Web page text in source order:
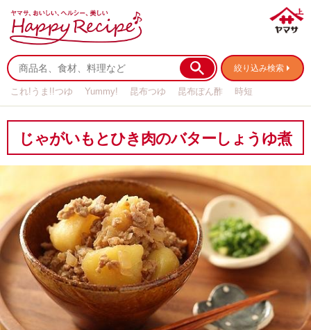
絞り込み検索
これ!うま!!つゆ Yummy! 昆布つゆ 昆布ぽん酢
時短
じゃがいもとひき肉のバターしょうゆ煮